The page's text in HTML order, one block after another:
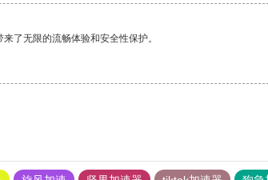
了无限的流畅体验和安全性保护。